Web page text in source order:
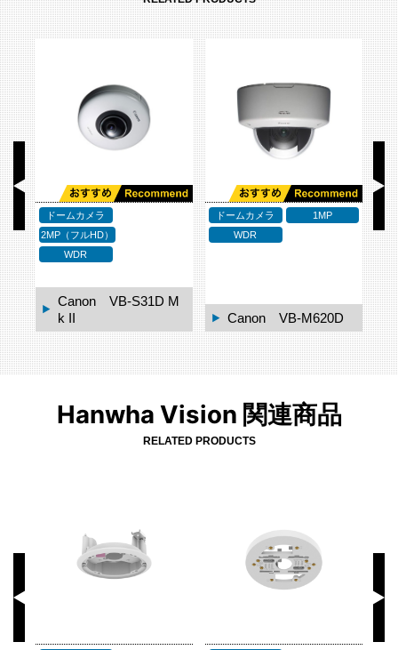
ドームカメラ
2MP（フルHD）
WDR
Canon VB-S31D M
k II
ドームカメラ
1MP
WDR
Canon VB-M620D
ド
Hanwha Vision 関連商品
RELATED PRODUCTS